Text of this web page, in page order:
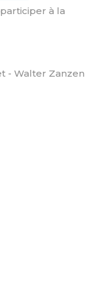
à la
- Walter Zanzen